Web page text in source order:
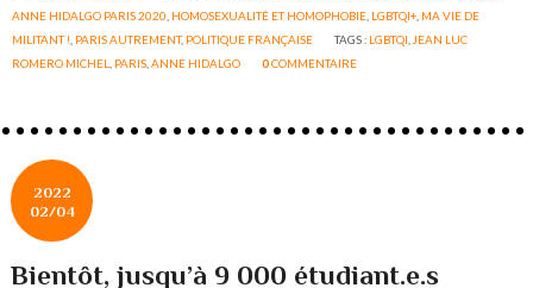
ANNE HIDALGO PARIS 2020 HOMOSEXUALITÉ ET HOMOPHOBIE LGBTQI+ MA VIE DE
MILITANT ! PARIS AUTREMENT, POLITIQUE FRANÇAISE TAGS : LGBTQI JEAN LUC
ROMERO MICHEL
PARIS ,ANNE HIDALGO 0COMMENTAIRE
2022
02/04
Bientôt, jusqu’à 9 000 étudiant.e.s